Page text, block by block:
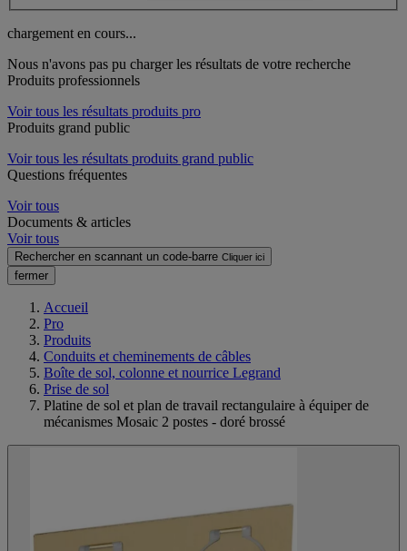
chargement en cours...
Nous n'avons pas pu charger les résultats de votre recherche
Produits professionnels
Voir tous les résultats produits pro
Produits grand public
Voir tous les résultats produits grand public
Questions fréquentes
Voir tous
Documents & articles
Voir tous
Rechercher en scannant un code-barre Cliquer ici
fermer
Accueil
Pro
Produits
Conduits et cheminements de câbles
Boîte de sol, colonne et nourrice Legrand
Prise de sol
Platine de sol et plan de travail rectangulaire à équiper de
mécanismes Mosaic 2 postes - doré brossé